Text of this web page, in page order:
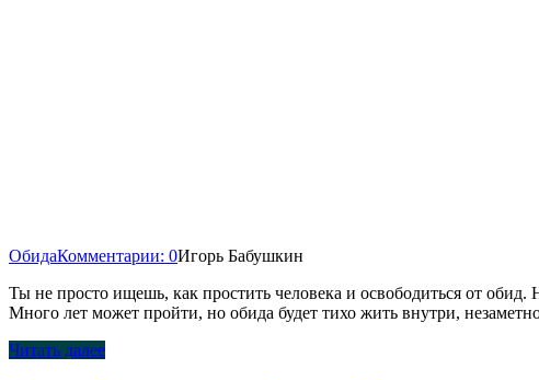
ОбидаКомментарии: 0Игорь Бабушкин
Ты не просто ищешь, как простить человека и освободиться от
Много лет может пройти, но обида будет тихо жить внутри,
Читать далее